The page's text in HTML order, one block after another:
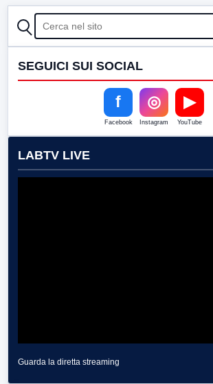
CERCA
SEGUICI SUI SOCIAL
f
Facebook
◎
Instagram
▶
YouTube
LABTV LIVE
Guarda la diretta streaming